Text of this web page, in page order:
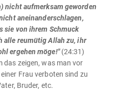
nicht aufmerksam geworden
aneinanderschlagen,
sie von ihrem Schmuck
alle reumütig Allah zu, ihr
ergehen möge!"(24:31)
das zeigen, was man vor
Frau verboten sind zu
Bruder, etc.